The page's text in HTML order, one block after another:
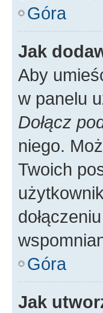
Góra
Jak
Aby
w panelu
Dołącz
niego.
Twoich
Góra
Jak